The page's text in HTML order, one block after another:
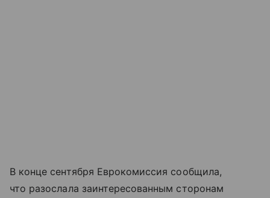
В конце сентября Еврокомиссия сообщила,
что разослала заинтересованным сторонам